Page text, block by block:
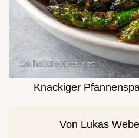
Knackiger
Von Lukas